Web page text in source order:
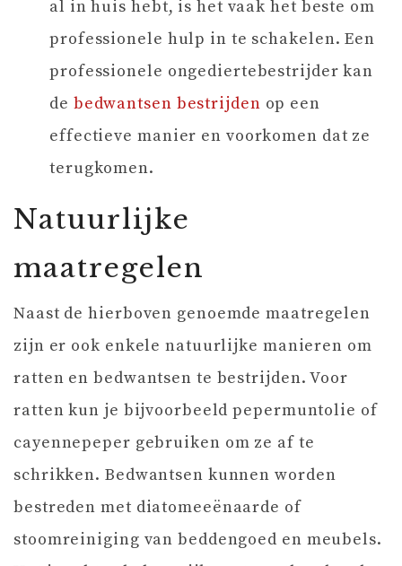
al in huis hebt, is het vaak het beste om
professionele hulp in te schakelen. Een
professionele ongediertebestrijder kan
de bedwantsen bestrijden op een
effectieve manier en voorkomen dat ze
terugkomen.
Natuurlijke
maatregelen
Naast de hierboven genoemde maatregelen
zijn er ook enkele natuurlijke manieren om
ratten en bedwantsen te bestrijden. Voor
ratten kun je bijvoorbeeld pepermuntolie of
cayennepeper gebruiken om ze af te
schrikken. Bedwantsen kunnen worden
bestreden met diatomeeënaarde of
stoomreiniging van beddengoed en meubels.